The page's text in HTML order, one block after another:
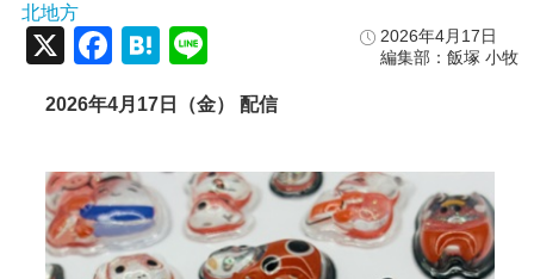
北地方
2026年4月17日
編集部：飯塚 小牧
X Facebook
Hatena
2026年4月17日（金） 配信